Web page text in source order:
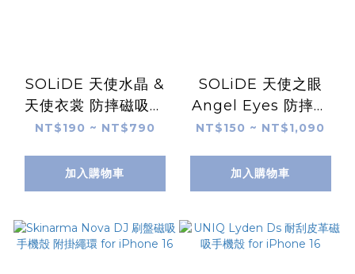
SOLiDE 天使水晶 &
天使衣裳 防摔磁吸手
機殼 for iPhone 16
NT$190 ~ NT$790
加入購物車
SOLiDE 天使之眼
Angel Eyes 防摔磁
吸手機殼 for iPhone
NT$150 ~ NT$1,090
加入購物車